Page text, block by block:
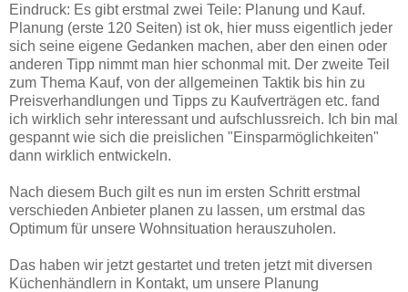
Eindruck: Es gibt erstmal zwei Teile: Planung und Kauf.
Planung (erste 120 Seiten) ist ok, hier muss eigentlich jeder
sich seine eigene Gedanken machen, aber den einen oder
anderen Tipp nimmt man hier schonmal mit. Der zweite Teil
zum Thema Kauf, von der allgemeinen Taktik bis hin zu
Preisverhandlungen und Tipps zu Kaufverträgen etc. fand
ich wirklich sehr interessant und aufschlussreich. Ich bin mal
gespannt wie sich die preislichen "Einsparmöglichkeiten"
dann wirklich entwickeln.
Nach diesem Buch gilt es nun im ersten Schritt erstmal
verschieden Anbieter planen zu lassen, um erstmal das
Optimum für unsere Wohnsituation herauszuholen.
Das haben wir jetzt gestartet und treten jetzt mit diversen
Küchenhändlern in Kontakt, um unsere Planung